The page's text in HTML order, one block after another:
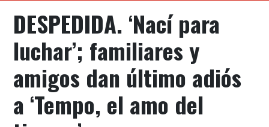
DESPEDIDA. ‘Nací para
luchar’; familiares y
amigos dan último adiós
a ‘Tempo, el amo del